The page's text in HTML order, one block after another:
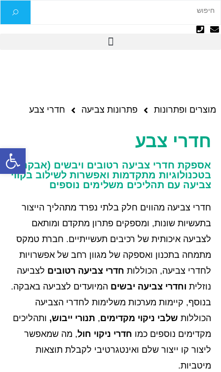
מוצרים ופתרונות פתרונות צביעה חדרי צבע
חדרי צבע
אספקת חדרי צביעה רטובים ויבשים (אבקה)
בטכנולוגיות מתקדמות ואפשרות לשילוב בקווי
צביעה עם תהליכים משלימים נוספים
חדרי צביעה מהווים חלק בלתי נפרד מתהליך הייצור
בתעשיות שונות, ומספקים פתרון מתקדם ומותאם
לצביעה איכותית של רכיבים תעשייתיים. חברת טמקס
מתמחה בתכנון ואספקה של מגוון רחב של אפשרויות
לחדרי צביעה, הכוללות חדרי צביעה רטובים לצביעה
נוזלית וחדרי צביעה יבשים המיועדים לצביעה באבקה.
בנוסף, קיימות מערכות משלימות לחדרי הצביעה
הכוללות שלבי ניקוי מקדימים, תנורי ייבוש, ותהליכים
מקדימים נוספים כמו חדרי ניקוי חול, מה שמאפשר
ליצור קו ייצור שלם ואינטגרטיבי לקבלת תוצאות
מיטביות.